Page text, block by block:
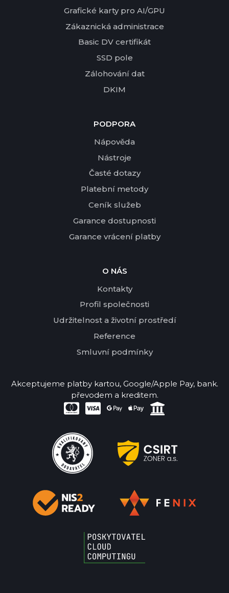
Grafické karty pro AI/GPU
Zákaznická administrace
Basic DV certifikát
SSD pole
Zálohování dat
DKIM
PODPORA
Nápověda
Nástroje
Časté dotazy
Platební metody
Ceník služeb
Garance dostupnosti
Garance vrácení platby
O NÁS
Kontakty
Profil společnosti
Udržitelnost a životní prostředí
Reference
Smluvní podmínky
Akceptujeme platby kartou, Google/Apple Pay, bank.
převodem a kreditem.